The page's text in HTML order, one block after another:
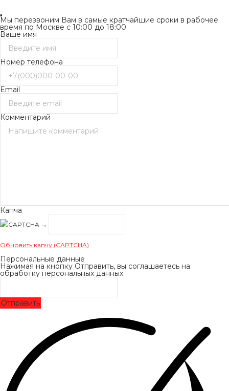
Мы перезвоним Вам в самые кратчайшие сроки в рабочее
время по Москве с 10:00 до 18:00
Ваше имя
Номер телефона
Email
Комментарий
Капча
→
Обновить капчу (CAPTCHA)
Персональные данные
Нажимая на кнопку Отправить, вы соглашаетесь на
обработку персональных данных
Отправить